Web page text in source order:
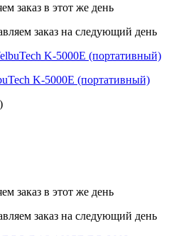
заказ в этот же день
заказ на следующий день
K-5000E (портативный)
заказ в этот же день
заказ на следующий день